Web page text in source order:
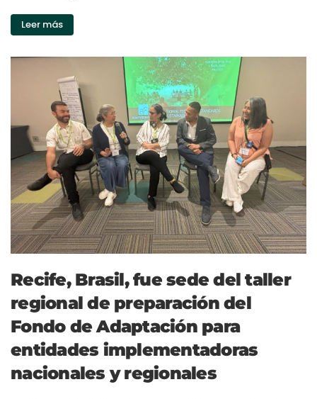
Leer más
Recife, Brasil, fue sede del taller
regional de preparación del
Fondo de Adaptación para
entidades implementadoras
nacionales y regionales